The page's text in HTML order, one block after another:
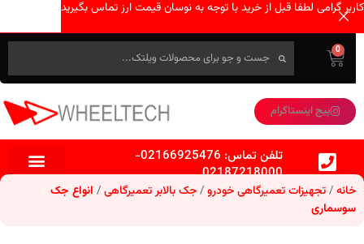
0
پیج اینستاگرام
تلفن تماس: 02166925476
-
02187218000
خانه تجهیزات تعمیرگاهی خودرو جک بالابر تعمیرگاهی
انواع جک
سوسماری
کاربر گرامی لطفا قبل از خرید با توجه به نوسان قیمت ارز تماس بگیرید